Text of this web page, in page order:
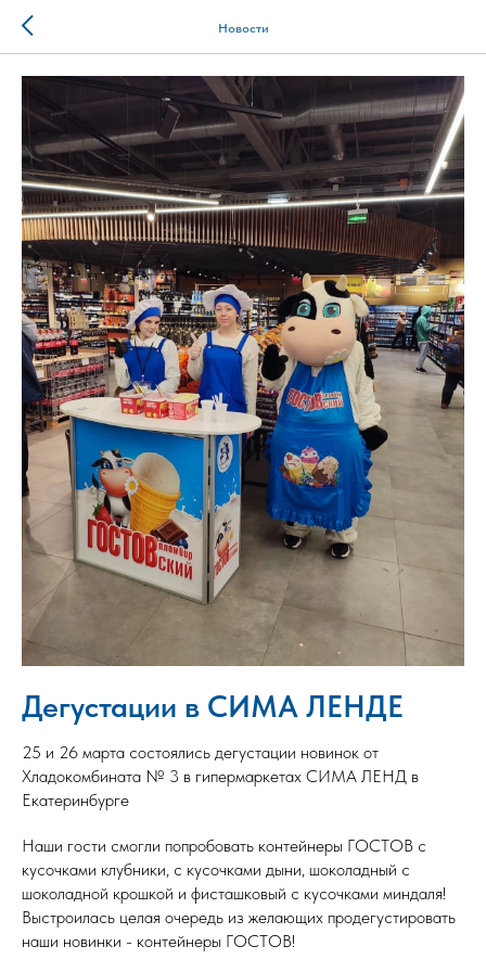
Новости
Дегустации в СИМА ЛЕНДЕ
25 и 26 марта состоялись дегустации новинок от
Хладокомбината № 3 в гипермаркетах СИМА ЛЕНД в
Екатеринбурге
Наши гости смогли попробовать контейнеры ГОСТОВ с
кусочками клубники, с кусочками дыни, шоколадный с
шоколадной крошкой и фисташковый с кусочками миндаля!
Выстроилась целая очередь из желающих продегустировать
наши новинки - контейнеры ГОСТОВ!